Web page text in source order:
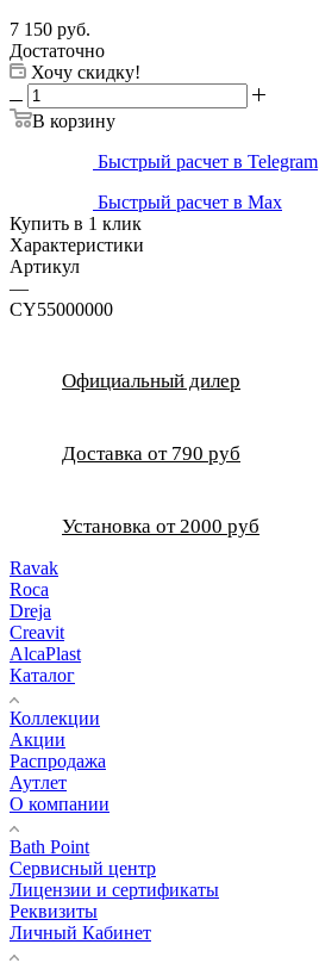
7 150 руб.
Достаточно
Хочу скидку!
В корзину
Быстрый расчет в Telegram
Быстрый расчет в Max
Купить в 1 клик
Характеристики
Артикул
—
CY55000000
Официальный дилер
Доставка от 790 руб
Установка от 2000 руб
Ravak
Roca
Dreja
Creavit
AlcaPlast
Каталог
Коллекции
Акции
Распродажа
Аутлет
О компании
Bath Point
Сервисный центр
Лицензии и сертификаты
Реквизиты
Личный Кабинет